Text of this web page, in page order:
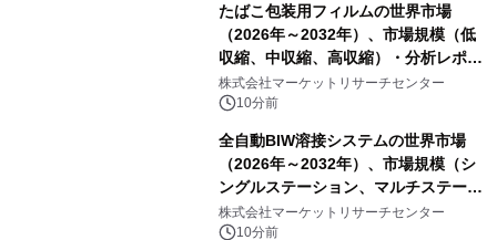
たばこ包装用フィルムの世界市場
（2026年～2032年）、市場規模（低
収縮、中収縮、高収縮）・分析レポー
トを発表
株式会社マーケットリサーチセンター
10分前
全自動BIW溶接システムの世界市場
（2026年～2032年）、市場規模（シ
ングルステーション、マルチステーシ
ョン）・分析レポートを発表
株式会社マーケットリサーチセンター
10分前